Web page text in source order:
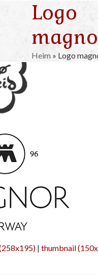
Logo
Heim» Logo
|thumbnail